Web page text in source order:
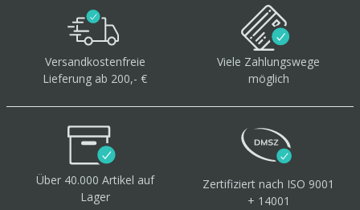
Versandkostenfreie
Lieferung ab 200,- €
Viele Zahlungswege
möglich
Über 40.000 Artikel auf
Lager
Zertifiziert nach ISO 9001
+ 14001